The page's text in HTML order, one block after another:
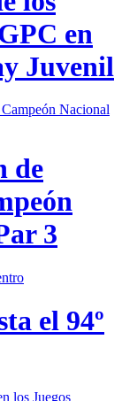
en
Juvenil
de
3
el 94º